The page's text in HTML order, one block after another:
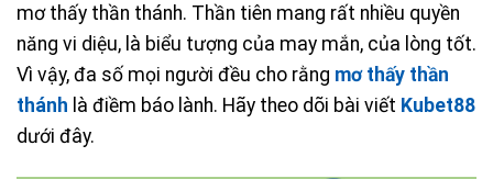
mơ thấy thần thánh. Thần tiên mang rất nhiều quyền
năng vi diệu, là biểu tượng của may mắn, của lòng tốt.
Vì vậy, đa số mọi người đều cho rằng mơ thấy thần
thánh là điềm báo lành. Hãy theo dõi bài viết Kubet88
dưới đây.